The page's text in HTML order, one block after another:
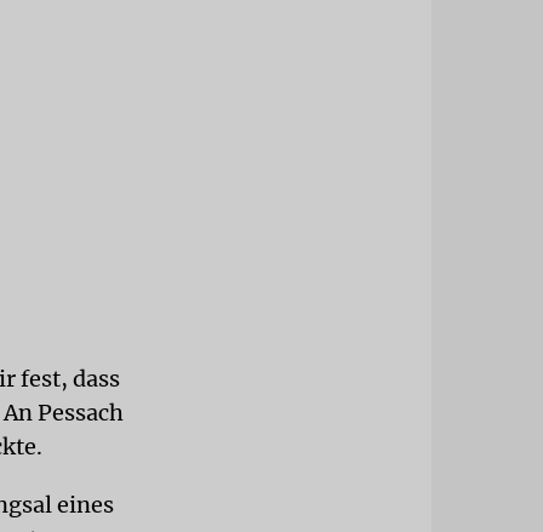
fest, dass
Pessach
eines